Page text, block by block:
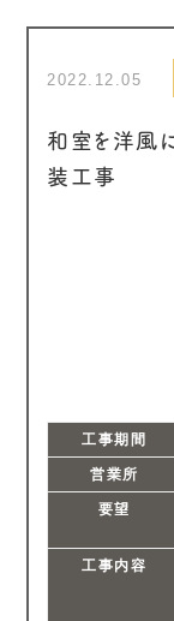
2022.12.05
和室を洋
装工事
工事期間
営業所
要望
工事内容